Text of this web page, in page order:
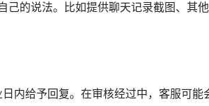
己的说法。比如提供聊天记录截图、其
内给予回复。在审核经过中，客服可能